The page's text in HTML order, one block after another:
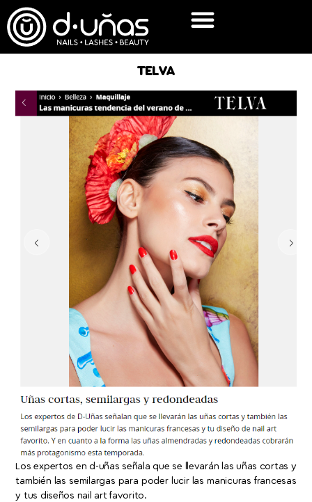
TELVA
Los expertos en d-uñas señala que se llevarán las uñas cortas y
también las semilargas para poder lucir las manicuras francesas
y tus diseños nail art favorito.